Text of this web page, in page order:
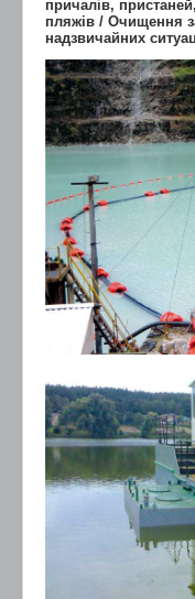
причалів,
пляжів / Очищення
надзвичайних